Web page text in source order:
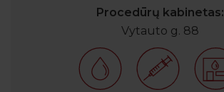
Procedūrų kabinetas:
Vytauto g. 88